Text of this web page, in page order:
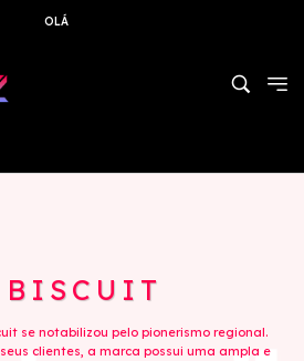
OLÁ
BISCUIT
se notabilizou pelo pionerismo regional.
clientes, a marca possui uma ampla e